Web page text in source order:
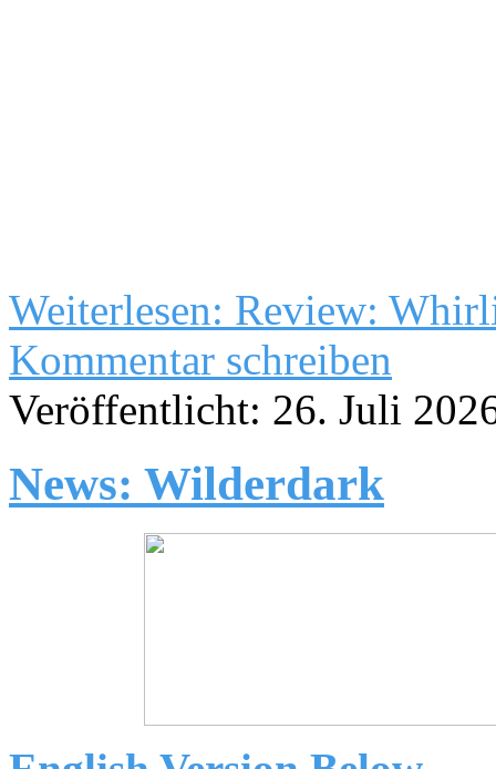
Weiterlesen: Review:
Kommentar schreiben
Veröffentlicht: 26. Juli
News: Wilderdark